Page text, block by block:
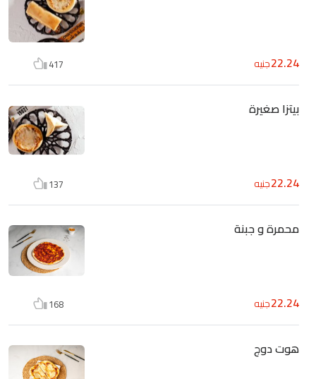
22.24جنيه 417
بيتزا صغيرة
22.24جنيه 137
محمرة و جبنة
22.24جنيه 168
هوت دوج